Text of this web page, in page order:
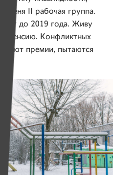
у меня II рабочая группа.
до 2019 года. Живу
и пенсию. Конфликтных
премии, пытаются